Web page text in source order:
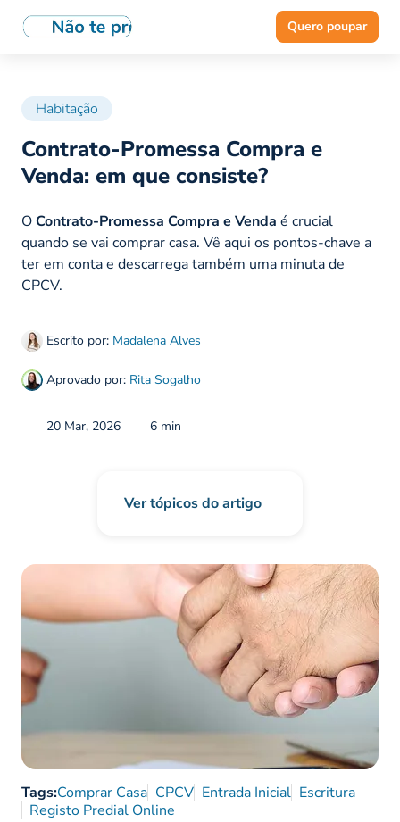
Quero poupar
Habitação
Contrato-Promessa Compra e
Venda: em que consiste?
Escrito por: Madalena Alves
Aprovado por: Rita Sogalho
20 Mar, 2026 6 min
OContrato-Promessa Compra e Venda é crucial
quando se vai comprar casa. Vê aqui os pontos-chave a
ter em conta e descarrega também uma minuta de
CPCV.
Ver tópicos do artigo
Tags:Comprar Casa CPCV Entrada Inicial Escritura
Registo Predial Online